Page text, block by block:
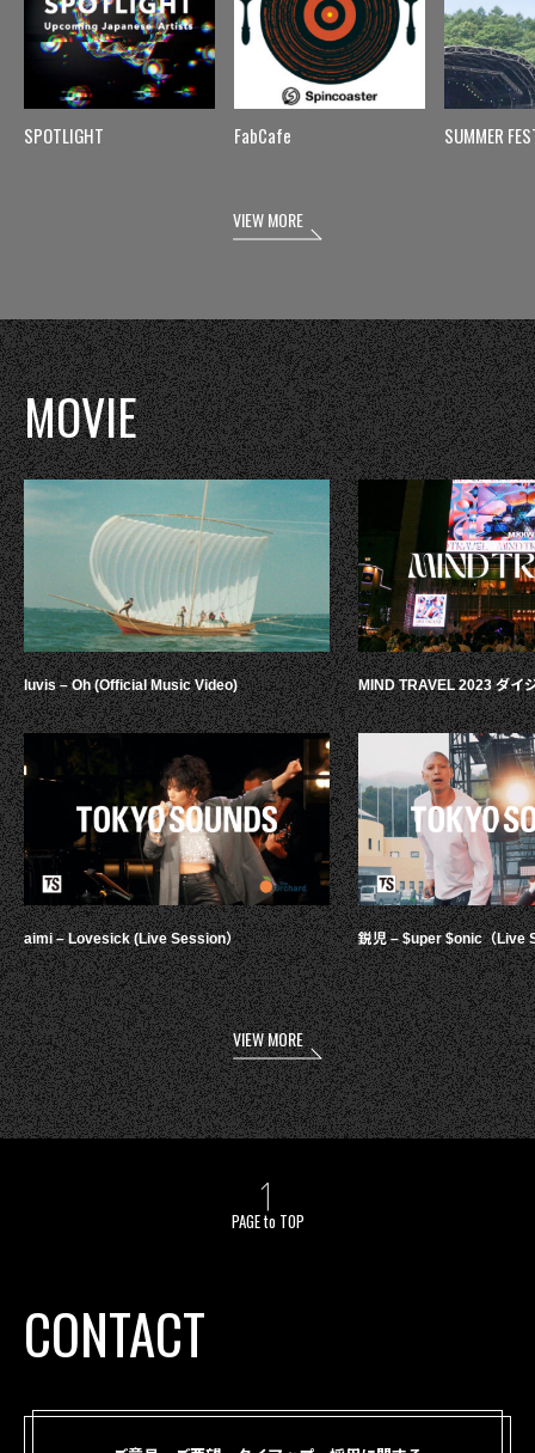
SPOTLIGHT FabCafe SUMMER
VIEW MORE
MOVIE
luvis – Oh (Official Music Video)
aimi – Lovesick (Live Session）
MIND TRAVEL 2023 ダイ
鋭児 – $uper $onic（Live
VIEW MORE
PAGE to TOP
CONTACT